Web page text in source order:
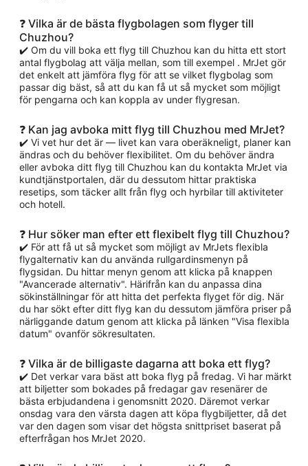
❓ Vilka är de bästa flygbolagen som flyger till
Chuzhou?
✔️ Om du vill boka ett flyg till Chuzhou kan du hitta ett stort
antal flygbolag att välja mellan, som till exempel . MrJet gör
det enkelt att jämföra flyg för att se vilket flygbolag som
passar dig bäst, så att du kan få ut så mycket som möjligt
för pengarna och kan koppla av under flygresan.
❓ Kan jag avboka mitt flyg till Chuzhou med MrJet?
✔️ Vi vet hur det är — livet kan vara oberäkneligt, planer kan
ändras och du behöver flexibilitet. Om du behöver ändra
eller avboka ditt flyg till Chuzhou kan du kontakta MrJet via
kundtjänstportalen, där du dessutom hittar praktiska
resetips, som täcker allt från flyg och hyrbilar till aktiviteter
och hotell.
❓ Hur söker man efter ett flexibelt flyg till Chuzhou?
✔️ För att få ut så mycket som möjligt av MrJets flexibla
flygalternativ kan du använda rullgardinsmenyn på
flygsidan. Du hittar menyn genom att klicka på knappen
"Avancerade alternativ". Härifrån kan du anpassa dina
sökinställningar för att hitta det perfekta flyget för dig. När
du har sökt efter ditt flyg kan du dessutom jämföra priser på
närliggande datum genom att klicka på länken "Visa flexibla
datum" ovanför sökresultaten.
❓ Vilka är de billigaste dagarna att boka ett flyg?
✔️ Det verkar vara bäst att boka flyg på fredag. Vi har märkt
att biljetter som bokades på fredagar gav resenärer de
bästa erbjudandena i genomsnitt 2020. Däremot verkar
onsdag vara den värsta dagen att köpa flygbiljetter, då det
var den dagen som visar det högsta snittpriset baserat på
efterfrågan hos MrJet 2020.